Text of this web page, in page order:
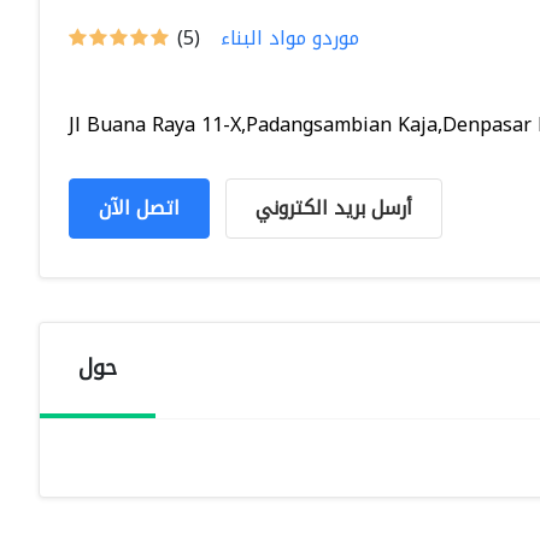
(5) موردو مواد البناء
Jl Buana Raya 11-X,Padangsambian Kaja,Denpasar
اتصل الآن أرسل بريد الكتروني
حول